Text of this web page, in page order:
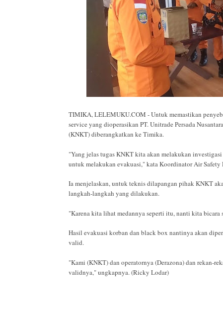
TIMIKA, LELEMUKU.COM - Untuk memastikan
service yang dioperasikan PT. Unitrade Persada
(KNKT) diberangkatkan ke Timika.
"Yang jelas tugas KNKT kita akan melakukan
untuk melakukan evakuasi," kata Koordinator Air
Ia menjelaskan, untuk teknis dilapangan pihak KNKT
langkah-langkah yang dilakukan.
"Karena kita lihat medannya seperti itu, nanti kita
Hasil evakuasi korban dan black box nantinya akan
valid.
"Kami (KNKT) dan operatornya (Derazona) dan rekan-
validnya," ungkapnya. (Ricky Lodar)